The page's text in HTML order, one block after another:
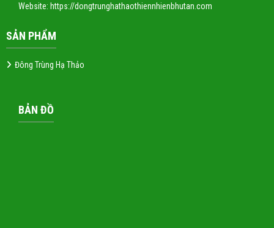
Website: https://dongtrunghathaothiennhienbhutan.com
SẢN PHẨM
Đông Trùng Hạ Thảo
BẢN ĐỒ